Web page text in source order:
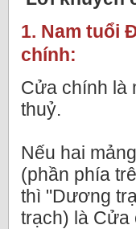
1. Nam tuổi
chính:
Cửa chính là
thuỷ.
Nếu hai
(phần phía
thì "Dương
trạch) là Cửa